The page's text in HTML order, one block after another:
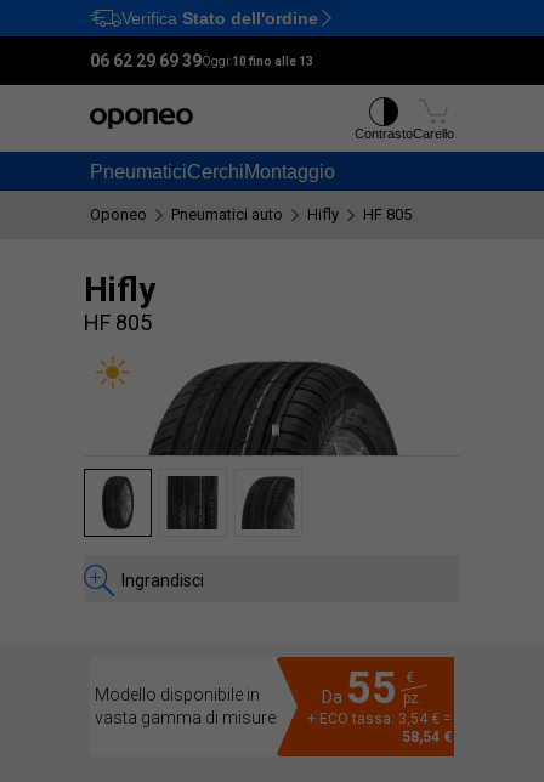
Ctrl M
Verifica Stato dell'ordine
06 62 29 69 39Oggi:10 fino alle 13
PneumaticiCerchiMontaggio
ContrastoCarello
Oponeo Pneumatici auto Hifly HF 805
Hifly
HF 805
Ingrandisci
Modello disponibile in
vasta gamma di misure
Da 55
€
pz.
+ ECO tassa: 3,54 € =
58,54 €